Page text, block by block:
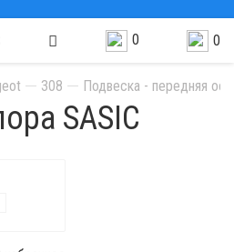
0 0
308 Подвеска - передняя ось
SASIC